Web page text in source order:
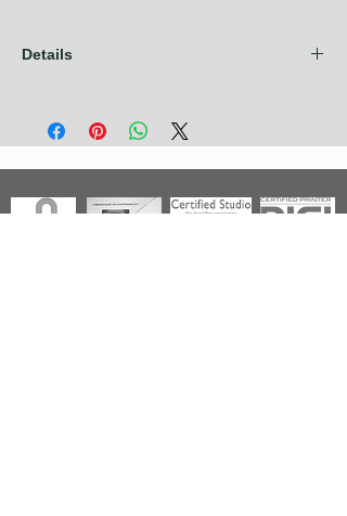
Details
Européenne + Royaume Uni + Canada +